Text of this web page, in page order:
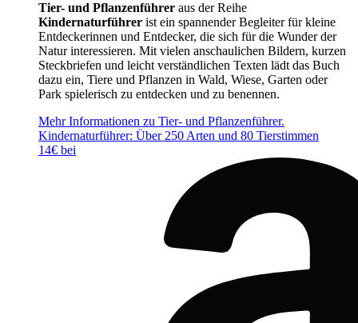
Tier- und Pflanzenführer aus der Reihe
Kindernaturführer ist ein spannender Begleiter für kleine
Entdeckerinnen und Entdecker, die sich für die Wunder der
Natur interessieren. Mit vielen anschaulichen Bildern, kurzen
Steckbriefen und leicht verständlichen Texten lädt das Buch
dazu ein, Tiere und Pflanzen in Wald, Wiese, Garten oder
Park spielerisch zu entdecken und zu benennen.
Mehr Informationen zu Tier- und Pflanzenführer.
Kindernaturführer: Über 250 Arten und 80 Tierstimmen
14€ bei